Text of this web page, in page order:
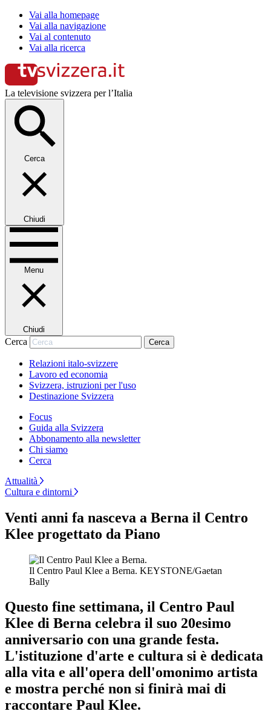
Vai alla homepage
Vai alla navigazione
Vai al contenuto
Vai alla ricerca
La televisione svizzera per l’Italia
Cerca
Chiudi
Menu
Chiudi
Cerca Cerca
Relazioni italo-svizzere
Lavoro ed economia
Svizzera, istruzioni per l'uso
Destinazione Svizzera
Focus
Guida alla Svizzera
Abbonamento alla newsletter
Chi siamo
Cerca
Attualità
Cultura e dintorni
Venti anni fa nasceva a Berna il Centro
Klee progettato da Piano
Il Centro Paul Klee a Berna. KEYSTONE/Gaetan
Bally
Questo fine settimana, il Centro Paul
Klee di Berna celebra il suo 20esimo
anniversario con una grande festa.
L'istituzione d'arte e cultura si è dedicata
alla vita e all'opera dell'omonimo artista
e mostra perché non si finirà mai di
raccontare Paul Klee.